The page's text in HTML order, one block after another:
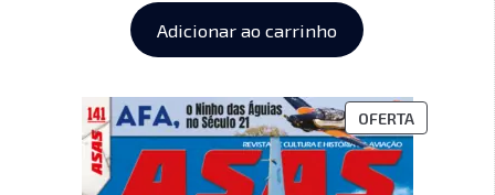
Adicionar ao carrinho
OFERTA